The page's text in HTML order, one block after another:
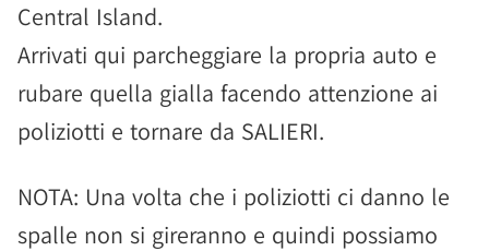
Central Island.
Arrivati qui parcheggiare la propria auto e
rubare quella gialla facendo attenzione ai
poliziotti e tornare da SALIERI.
NOTA: Una volta che i poliziotti ci danno le
spalle non si gireranno e quindi possiamo